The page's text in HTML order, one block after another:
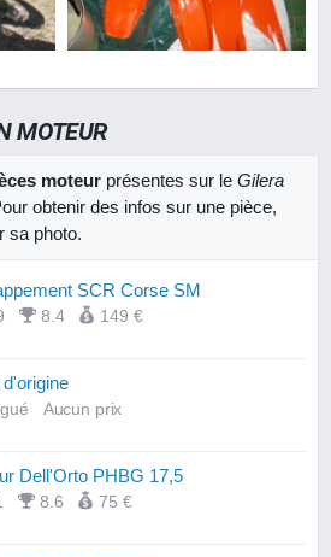
MOTEUR
moteur présentes sur le Gilera
obtenir des infos sur une pièce,
sa photo.
SCR Corse SM
8.4 149 €
Aucun prix
Dell'Orto PHBG 17,5
8.6 75 €